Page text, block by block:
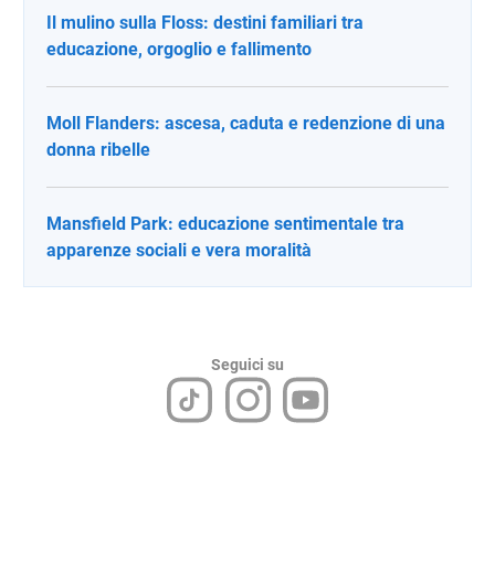
Il mulino sulla Floss: destini familiari tra
educazione, orgoglio e fallimento
Moll Flanders: ascesa, caduta e redenzione di una
donna ribelle
Mansfield Park: educazione sentimentale tra
apparenze sociali e vera moralità
Seguici su